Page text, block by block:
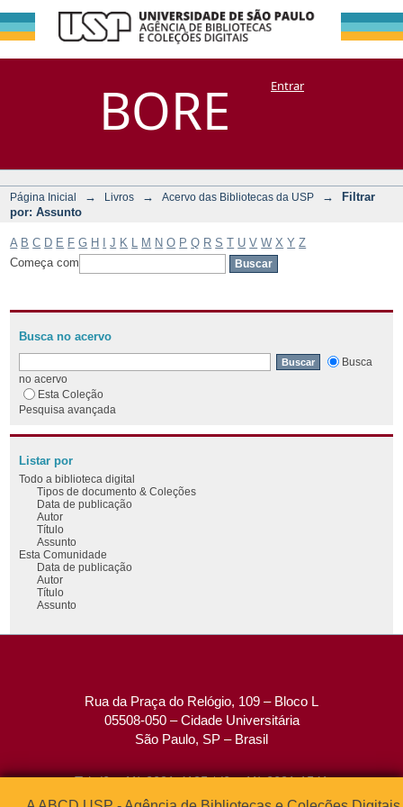
BORE
Filtrar por:
Assunto
DSpace/Manakin + CoriscoEntrar
Página Inicial → Livros → Acervo das Bibliotecas da USP →
Filtrar
por: Assunto
A B C D E F G H J K M N O P Q R S T U V W X Y Z
Começa com
Busca no acervo
Busca
no acervo
Esta Coleção
Pesquisa avançada
Listar por
Todo a biblioteca digital
Tipos de documento & Coleções
Data de publicação
Autor
Título
Assunto
Esta Comunidade
Data de publicação
Autor
Título
Assunto
Rua da Praça do Relógio, 109 – Bloco L
05508-050 – Cidade Universitária
São Paulo, SP – Brasil
Tel: (0xx11) 3091-4195 / (0xx11) 3091-1541
Fax: (0xx11) 3091-1567